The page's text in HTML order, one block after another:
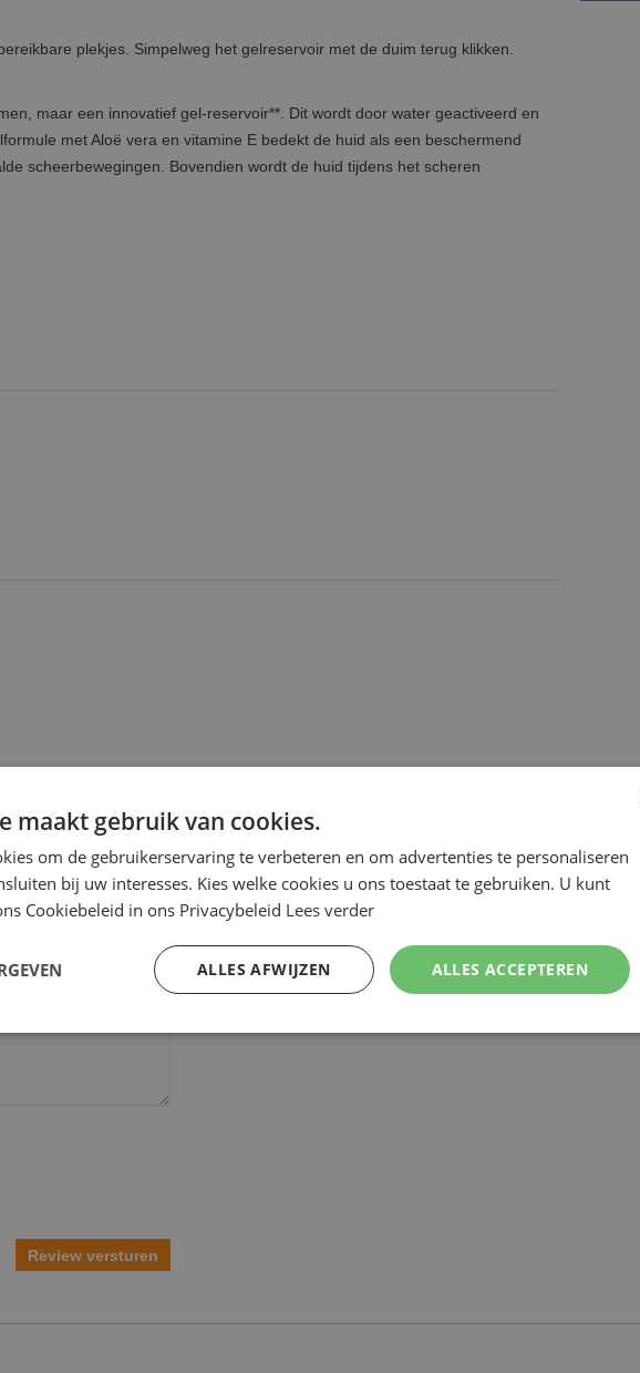
plekjes. Simpelweg het gelreservoir met de duim terug klikken.
maar een innovatief gel-reservoir**. Dit wordt door water geactiveerd en
met Aloë vera en vitamine E bedekt de huid als een beschermend
scheerbewegingen. Bovendien wordt de huid tijdens het scheren
Review versturen
DUTCH
ENGLISH
maakt gebruik van cookies.
om de gebruikerservaring te verbeteren en om advertenties te personaliseren
bij uw interesses. Kies welke cookies u ons toestaat te gebruiken. U kunt
Cookiebeleid in ons Privacybeleid Lees verder
ALLES ACCEPTEREN
ALLES AFWIJZEN